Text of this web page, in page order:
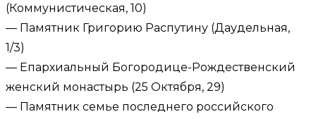
(Коммунистическая, 10)
— Памятник Григорию Распутину (Даудельная,
1/3)
— Епархиальный Богородице-Рождественский
женский монастырь (25 Октября, 29)
— Памятник семье последнего российского